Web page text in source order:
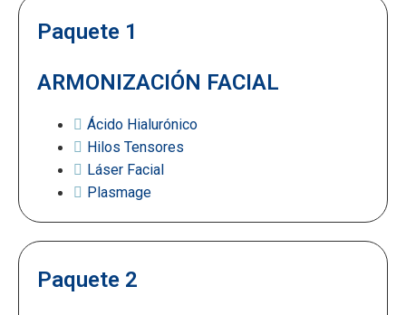
Paquete 1
ARMONIZACIÓN FACIAL
Ácido Hialurónico
Hilos Tensores
Láser Facial
Plasmage
Paquete 2